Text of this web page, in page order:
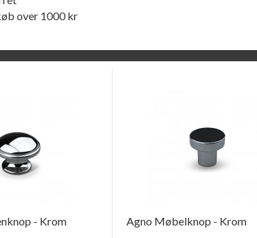
over 1000 kr
- Krom Agno Møbelknop - Krom